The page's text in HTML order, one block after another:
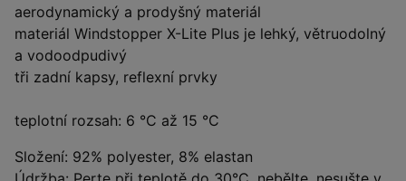
aerodynamický a prodyšný materiál
materiál Windstopper X-Lite Plus je lehký, větruodolný
a vodoodpudivý
tři zadní kapsy, reflexní prvky
teplotní rozsah: 6 °C až 15 °C
Složení: 92% polyester, 8% elastan